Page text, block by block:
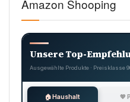
Amazon Shooping
Unsere Top-
Ausgewählte Produkte · Preisklasse
🏠 Haushalt 💖